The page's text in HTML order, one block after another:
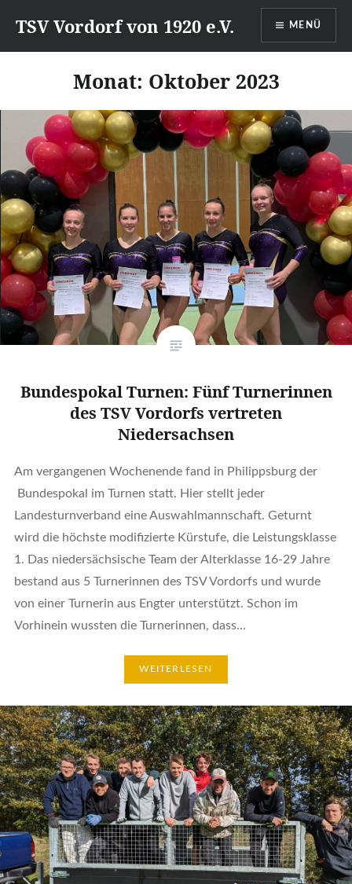
zumTSV Vordorf von 1920 e.V. MENÜ
Monat: Oktober 2023
Bundespokal Turnen: Fünf Turnerinnen
des TSV Vordorfs vertreten
Niedersachsen
Am vergangenen Wochenende fand in Philippsburg der
Bundespokal im Turnen statt. Hier stellt jeder
Landesturnverband eine Auswahlmannschaft. Geturnt
wird die höchste modifizierte Kürstufe, die Leistungsklasse
1. Das niedersächsische Team der Alterklasse 16-29 Jahre
bestand aus 5 Turnerinnen des TSV Vordorfs und wurde
von einer Turnerin aus Engter unterstützt. Schon im
Vorhinein wussten die Turnerinnen, dass…
WEITERLESEN